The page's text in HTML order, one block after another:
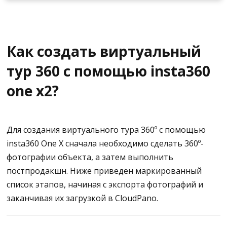
приступить ксозданию виртуального тура.
Как создать виртуальный
тур 360 с помощью insta360
one x2?
Для создания виртуального тура 360º с помощью
insta360 One X сначала необходимо сделать 360º-
фотографии объекта, а затем выполнить
постпродакшн. Ниже приведен маркированный
список этапов, начиная с экспорта фотографий и
заканчивая их загрузкой в CloudPano.